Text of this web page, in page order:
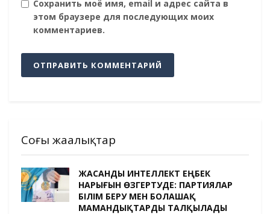
Сохранить моё имя, email и адрес сайта в
этом браузере для последующих моих
комментариев.
Соңғы жаңалықтар
ЖАСАНДЫ ИНТЕЛЛЕКТ ЕҢБЕК
НАРЫҒЫН ӨЗГЕРТУДЕ: ПАРТИЯЛАР
БІЛІМ БЕРУ МЕН БОЛАШАҚ
МАМАНДЫҚТАРДЫ ТАЛҚЫЛАДЫ